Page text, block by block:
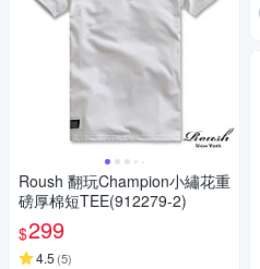
Roush 翻玩Champion小繡花重
磅厚棉短TEE(912279-2)
$299
4.5 (5)